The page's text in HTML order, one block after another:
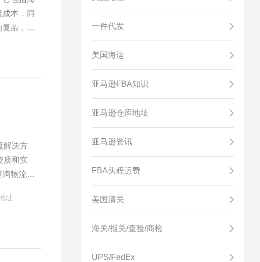
本，同
杂，涉
物的包
解决方
质和实
物流商
逊官方
址。
址
一件代发
美国海运
亚马逊FBA知识
亚马逊仓库地址
亚马逊资讯
FBA头程运费
美国清关
海关/报关/查验/商检
UPS/FedEx